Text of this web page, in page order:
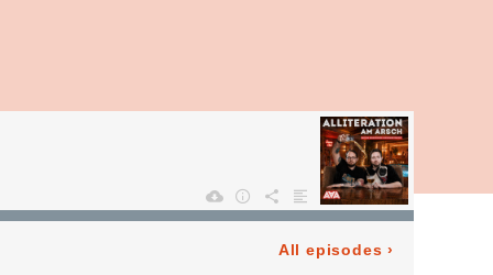
All episodes ›